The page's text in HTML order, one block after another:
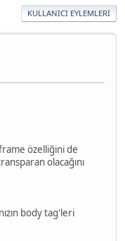
KULLANICI EYLEMLERI
özelliğini de
olacağını
body tag'leri